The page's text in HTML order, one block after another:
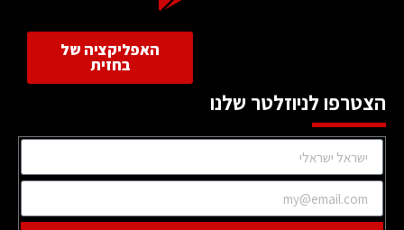
האפליקציה של
בחזית
הצטרפו לניוזלטר שלנו